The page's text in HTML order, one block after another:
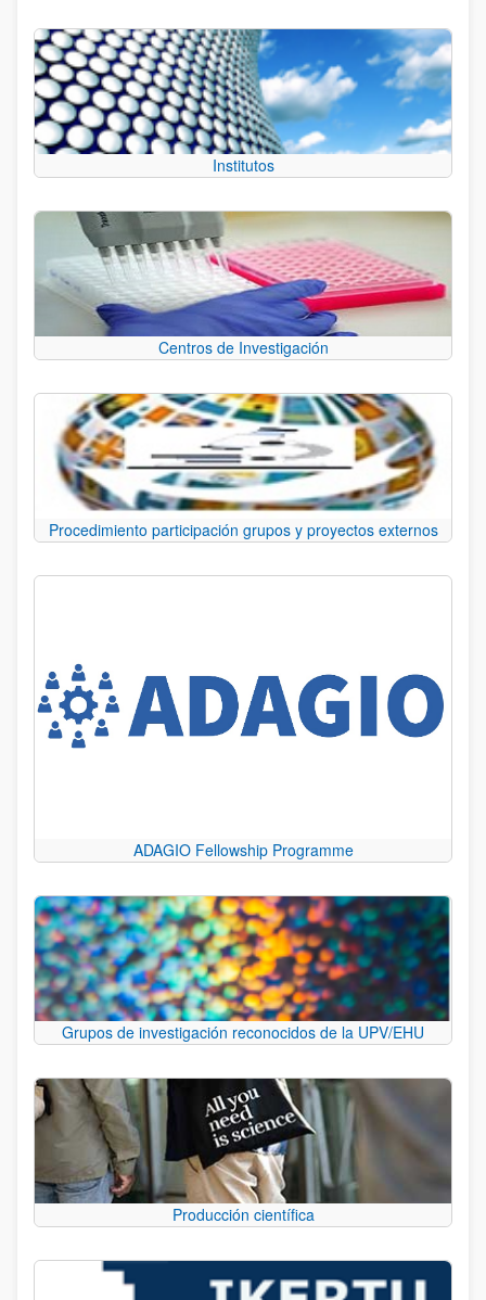
Institutos
Centros de Investigación
Procedimiento participación grupos y proyectos externos
ADAGIO Fellowship Programme
Grupos de investigación reconocidos de la UPV/EHU
Producción científica